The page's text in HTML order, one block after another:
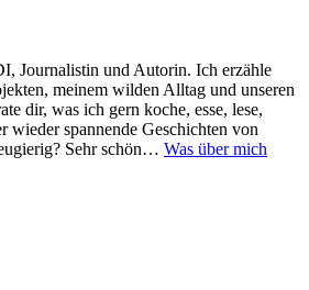
Journalistin und Autorin. Ich erzähle
meinem wilden Alltag und unseren
dir, was ich gern koche, esse, lese,
wieder spannende Geschichten von
Sehr schön… Was über mich